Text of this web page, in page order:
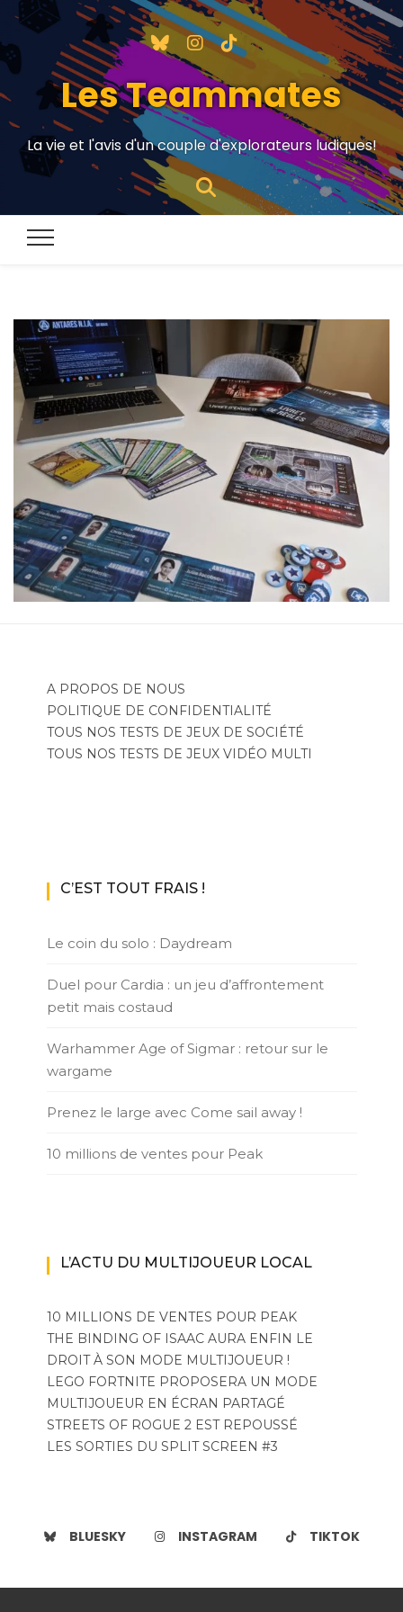
Les Teammates
La vie et l'avis d'un couple d'explorateurs ludiques!
A PROPOS DE NOUS
POLITIQUE DE CONFIDENTIALITÉ
TOUS NOS TESTS DE JEUX DE SOCIÉTÉ
TOUS NOS TESTS DE JEUX VIDÉO MULTI
C’EST TOUT FRAIS !
Le coin du solo : Daydream
Duel pour Cardia : un jeu d’affrontement
petit mais costaud
Warhammer Age of Sigmar : retour sur le
wargame
Prenez le large avec Come sail away !
10 millions de ventes pour Peak
L’ACTU DU MULTIJOUEUR LOCAL
10 MILLIONS DE VENTES POUR PEAK
THE BINDING OF ISAAC AURA ENFIN LE
DROIT À SON MODE MULTIJOUEUR !
LEGO FORTNITE PROPOSERA UN MODE
MULTIJOUEUR EN ÉCRAN PARTAGÉ
STREETS OF ROGUE 2 EST REPOUSSÉ
LES SORTIES DU SPLIT SCREEN #3
BLUESKY INSTAGRAM TIKTOK